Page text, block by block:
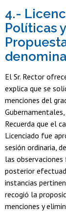
4.-
Políticas
El Sr. Rector
explica que se
menciones del
Recuerda que el
Licenciado fue
sesión ordinaria,
las
posterior
instancias
recogió la
menciones y